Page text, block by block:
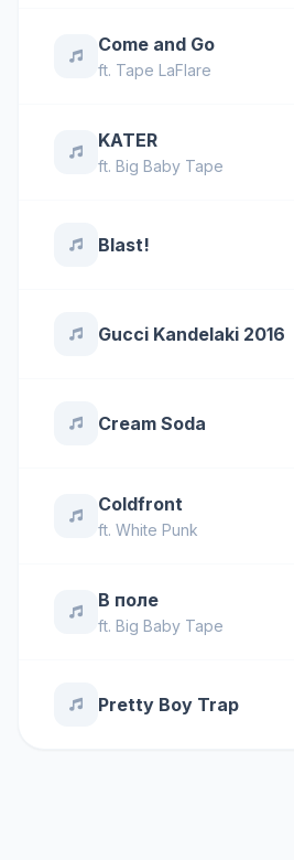
Come and Go
ft. Tape LaFlare
KATER
ft. Big Baby Tape
Blast!
Gucci Kandelaki 2016
Cream Soda
Coldfront
ft. White Punk
В поле
ft. Big Baby Tape
Pretty Boy Trap